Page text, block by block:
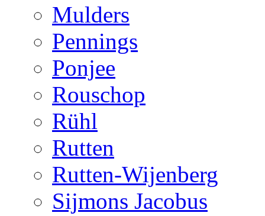
Mulders
Pennings
Ponjee
Rouschop
Rühl
Rutten
Rutten-Wijenberg
Sijmons Jacobus